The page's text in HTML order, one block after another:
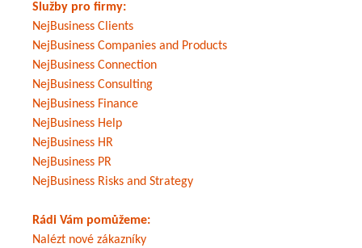
Služby pro firmy:
NejBusiness Clients
NejBusiness Companies and Products
NejBusiness Connection
NejBusiness Consulting
NejBusiness Finance
NejBusiness Help
NejBusiness HR
NejBusiness PR
NejBusiness Risks and Strategy
Rádi Vám pomůžeme:
Nalézt nové zákazníky